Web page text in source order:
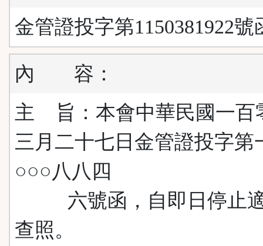
金管證投字第1150381922號
內 容：
主 旨：本會中華民國一百
三月二十七日金管證投字第
○○○八八四
六號函，自即日停止適
查照。